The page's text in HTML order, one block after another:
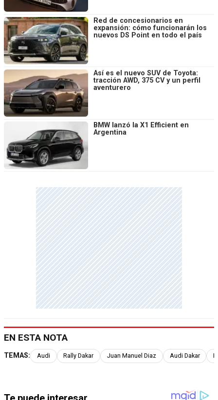
Red de concesionarios en
expansión: cómo funcionarán los
nuevos DS Point en todo el país
Así es el nuevo SUV de Toyota:
tracción AWD, 375 CV y un perfil
aventurero
BMW lanzó la X1 Efficient en
Argentina
EN ESTA NOTA
TEMAS: Audi Rally Dakar Juan Manuel Diaz Audi Dakar